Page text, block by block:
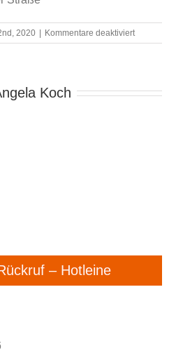
2020 Kommentare deaktiviertfür
DSC_1995
Koch
– Hotleine